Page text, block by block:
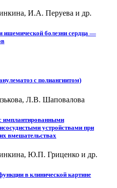
И.А. Перуева и др.
ишемической болезни сердца —
с полиангиитом)
Л.В. Шаповалова
имплантированными
устройствами при
вмешательствах
Ю.П. Гриценко и др.
в клинической картине